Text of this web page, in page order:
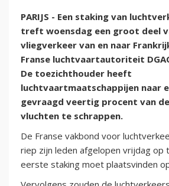
PARIJS - Een staking van
treft woensdag een groot deel
vliegverkeer van en naar
Franse luchtvaartautoriteit
De toezichthouder heeft
luchtvaartmaatschappijen naar
gevraagd veertig procent van
vluchten te schrappen.
De Franse vakbond voor
riep zijn leden afgelopen vrijdag op
eerste staking moet plaatsvinden